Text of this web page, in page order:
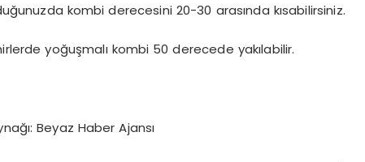
kombi derecesini 20-30 arasında kısabilirsiniz.
yoğuşmalı kombi 50 derecede yakılabilir.
Beyaz Haber Ajansı